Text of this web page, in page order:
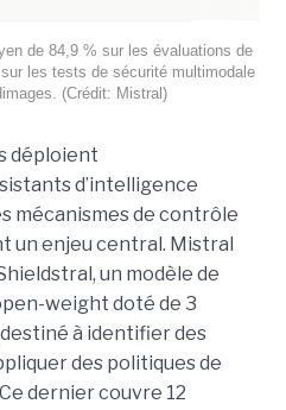
de 84,9 % sur les évaluations de
les tests de sécurité multimodale
(Crédit: Mistral)
déploient
d’intelligence
mécanismes de contrôle
un enjeu central. Mistral
un modèle de
weight doté de 3
à identifier des
des politiques de
derniercouvre 12